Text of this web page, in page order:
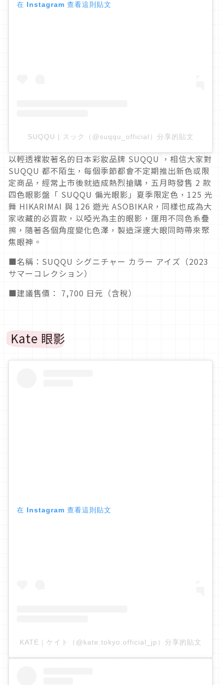
在 Instagram 查看這則貼文
SUQQU | スック（@suqqu_official）分享的貼文
以輕透裸妝著名的日本彩妝品牌 SUQQU ，相信大家對
SUQQU 都不陌生，每個季節都會不定期推出新色或限
定商品，經常上市後就造成熱烈搶購，五月時發售 2 款
四色眼影盤「 SUQQU 偏光眼影」夏季限定色， 125 光
舞 HIKARIMAI 與 126 遊光 ASOBIKAR ，同樣也成為大
家收藏的必買款，以啞光為主的眼影，運用不同色系疊
擦，隨著各個角度變化色澤，製造深邃大眼同時帶來聚
焦眼神。
■名稱：SUQQU シグニチャー カラー アイズ（2023
サマーコレクション）
■建議售價： 7,700 日元（含稅）
Kate 眼影
在 Instagram 查看這則貼文
KATE｜ケイト（@kate.tokyo.official_jp）分享的貼文